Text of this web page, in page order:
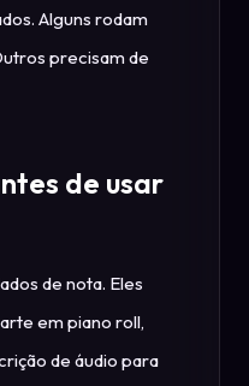
Alguns rodam
precisam de
de usar
de nota. Eles
em piano roll,
de áudio para